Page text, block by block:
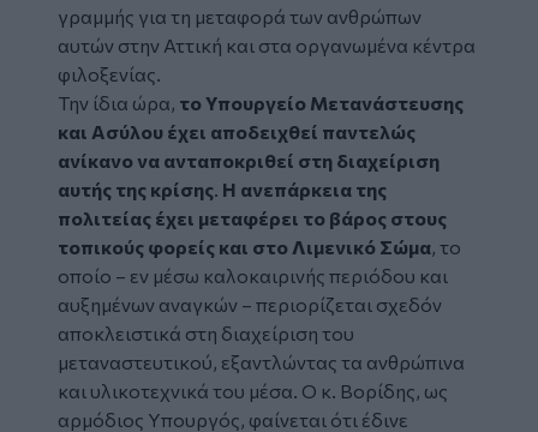
γραμμής για τη μεταφορά των ανθρώπων
αυτών στην Αττική και στα οργανωμένα κέντρα
φιλοξενίας.
Την ίδια ώρα, το Υπουργείο Μετανάστευσης
και Ασύλου έχει αποδειχθεί παντελώς
ανίκανο να ανταποκριθεί στη διαχείριση
αυτής της κρίσης Η ανεπάρκεια της
πολιτείας έχει μεταφέρει το βάρος στους
τοπικούς φορείς και στο Λιμενικό Σώμα , το
οποίο – εν μέσω καλοκαιρινής περιόδου και
αυξημένων αναγκών – περιορίζεται σχεδόν
αποκλειστικά στη διαχείριση του
μεταναστευτικού, εξαντλώντας τα ανθρώπινα
και υλικοτεχνικά του μέσα. Ο κ. Βορίδης, ως
αρμόδιος Υπουργός, φαίνεται ότι έδινε